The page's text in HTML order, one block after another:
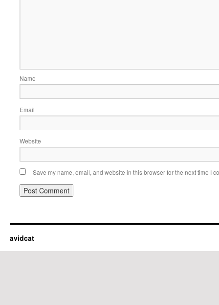
Name
Email
Website
Save my name, email, and website in this browser for the next time I
avidcat